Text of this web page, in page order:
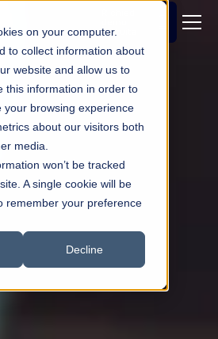
on your computer.
to collect information about
website and allow us to
this information in order to
your browsing experience
about our visitors both
media.
won’t be tracked
A single cookie will be
remember your preference
Decline
gratuita